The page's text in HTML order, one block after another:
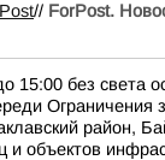
// ForPost.
15:00 без света
Ограничения
район,
объектов